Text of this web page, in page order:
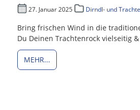
27. Januar 2025 Dirndl- und
Bring frischen Wind in die
Du Deinen Trachtenrock vielseitig
MEHR...